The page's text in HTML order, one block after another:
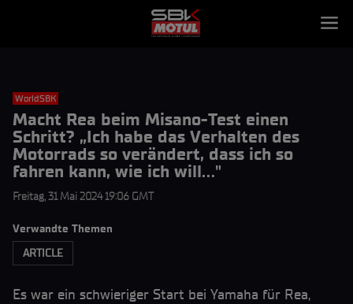
WorldSBK
Macht Rea beim Misano-Test einen
Schritt? „Ich habe das Verhalten des
Motorrads so verändert, dass ich so
fahren kann, wie ich will..."
Freitag, 31 Mai 2024 19:06 GMT
Verwandte Themen
ARTICLE
Es war ein schwieriger Start bei Yamaha für Rea,